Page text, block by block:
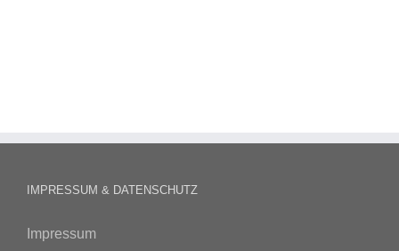
IMPRESSUM & DATENSCHUTZ
Impressum